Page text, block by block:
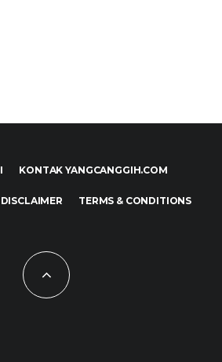
KONTAK YANGCANGGIH.COM
DISCLAIMER TERMS & CONDITIONS